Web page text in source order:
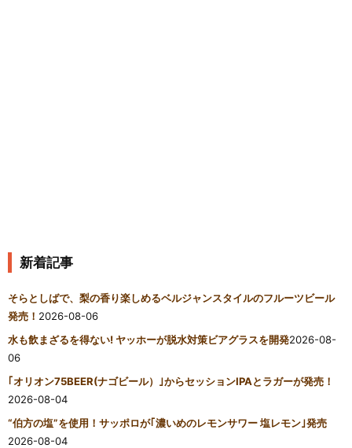
新着記事
そらとしばで、梨の香り楽しめるベルジャンスタイルのフルーツビール
発売！ 2026-08-06
水も飲まざるを得ない! ヤッホーが脱水対策ビアグラスを開発2026-08-
06
｢オリオン75BEER(ナゴビール）｣からセッションIPAとラガーが発売！
2026-08-04
“伯方の塩”を使用！サッポロが｢濃いめのレモンサワー 塩レモン｣発売
2026-08-04